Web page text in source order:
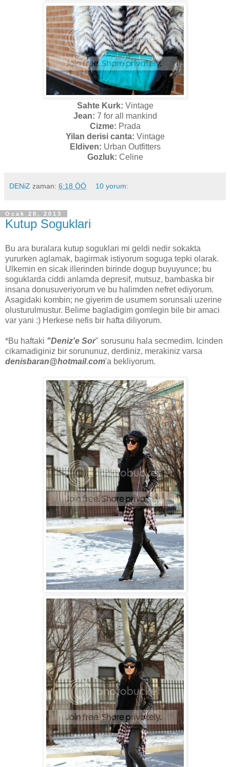
Sahte Kurk: Vintage
Jean: 7 for all mankind
Cizme: Prada
Yilan derisi canta: Vintage
Eldiven: Urban Outfitters
Gozluk: Celine
DENiZ zaman: 6:18 ÖÖ 10 yorum:
Ocak 28, 2013
Kutup Soguklari
Bu ara buralara kutup soguklari mi geldi nedir sokakta
yururken aglamak, bagirmak istiyorum soguga tepki olarak.
Ulkemin en sicak illerinden birinde dogup buyuyunce; bu
soguklarda ciddi anlamda depresif, mutsuz, bambaska bir
insana donusuveriyorum ve bu halimden nefret ediyorum.
Asagidaki kombin; ne giyerim de usumem sorunsali uzerine
olusturulmustur. Belime bagladigim gomlegin bile bir amaci
var yani :) Herkese nefis bir hafta diliyorum.
*Bu haftaki "Deniz'e Sor" sorusunu hala secmedim. Icinden
cikamadiginiz bir sorununuz, derdiniz, merakiniz varsa
denisbaran@hotmail.com'a bekliyorum.